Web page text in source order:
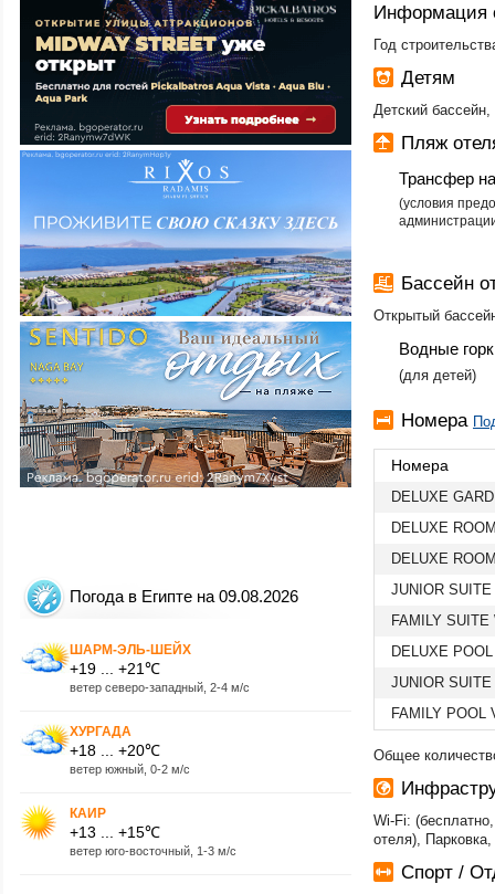
Погода в Египте на 09.08.2026
ШАРМ-ЭЛЬ-ШЕЙХ
+19 ... +21℃
ветер северо-западный, 2-4 м/с
ХУРГАДА
+18 ... +20℃
ветер южный, 0-2 м/с
КАИР
+13 ... +15℃
ветер юго-восточный, 1-3 м/с
Информация
Год
Детям
Детский
Пляж
Трансфер
​(условия
Бассейн
Открытый
Водные
​(для детей)
Номера
Номера
DELUXE
DELUXE
DELUXE
JUNIOR
FAMILY
DELUXE
JUNIOR
FAMILY POOL
Общее
Wi-Fi:
отеля),
Спорт /